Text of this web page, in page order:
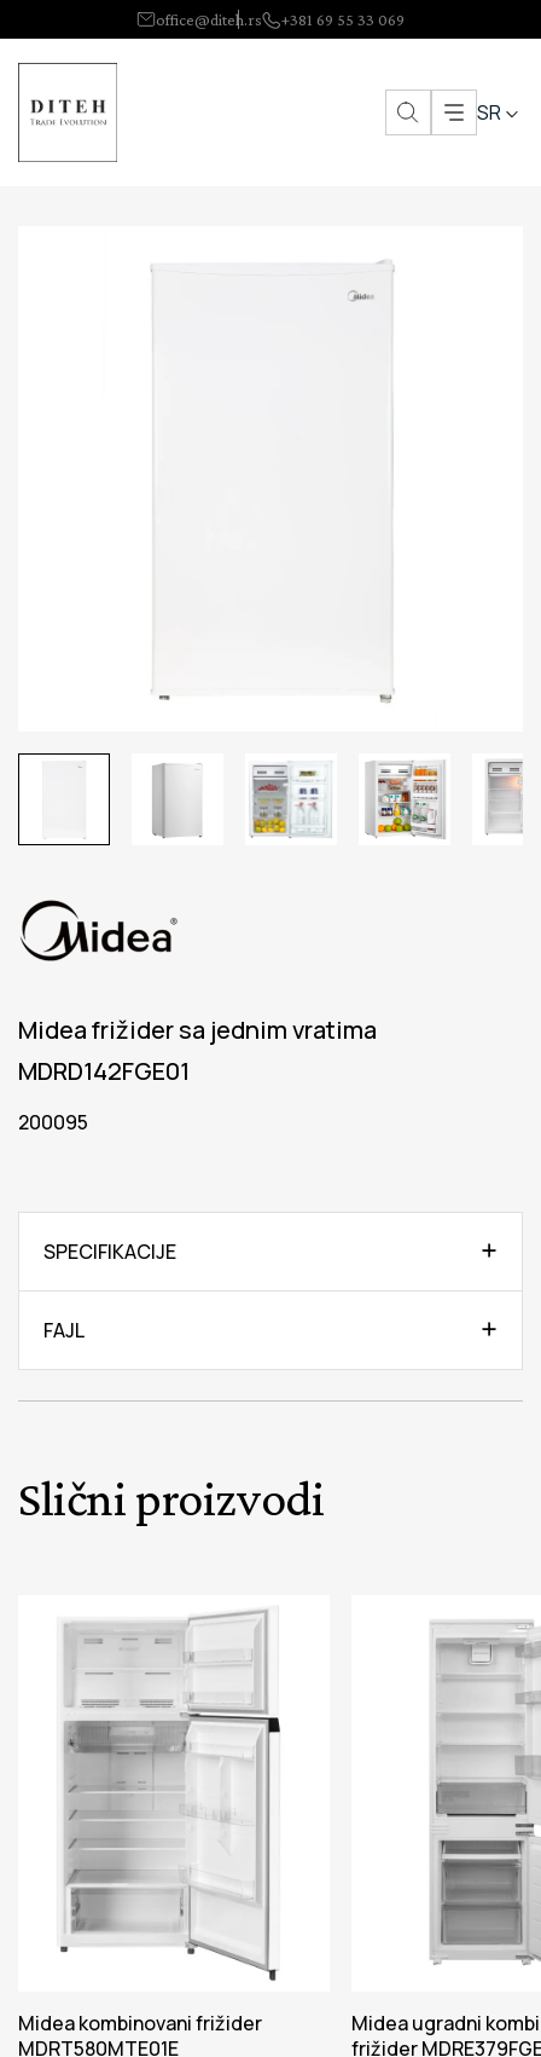
office@diteh.rs +381 69 55 33 069
SR
Midea frižider sa jednim vratima
MDRD142FGE01
200095
SPECIFIKACIJE
FAJL
Slični proizvodi
Midea kombinovani frižider
MDRT580MTE01E
Midea ugradni
frižider